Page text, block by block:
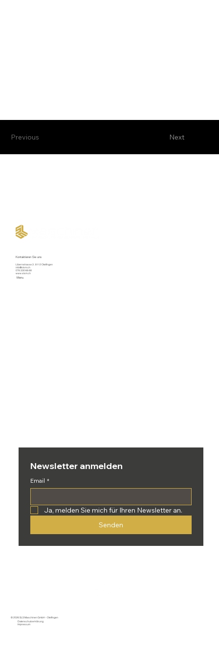
Next
Previous
Libernstrasse 3 . 8112 Otelfingen
info@slsm.ch
076 330 66 68
www.slsm.ch
Kontaktieren Sie uns
Menu
Newsletter anmelden
Email *
Ja, melden Sie mich für Ihren Newsletter an.
Senden
© 2026 SLS Maschinen GmbH - Otelfingen
Datenschutzerklärung
Impressum